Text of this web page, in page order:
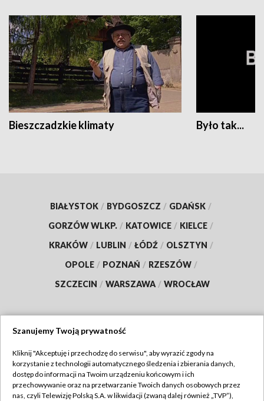
Bieszczadzkie klimaty Było tak...
BIAŁYSTOK / BYDGOSZCZ / GDAŃSK /
GORZÓW WLKP. / KATOWICE / KIELCE /
KRAKÓW / LUBLIN / ŁÓDŹ / OLSZTYN /
OPOLE / POZNAŃ / RZESZÓW /
SZCZECIN / WARSZAWA / WROCŁAW
TVP
Abonament TVP
Regulamin TVP
Szanujemy Twoją prywatność
Kliknij "Akceptuję i przechodzę do serwisu", aby wyrazić zgody na
korzystanie z technologii automatycznego śledzenia i zbierania danych,
dostęp do informacji na Twoim urządzeniu końcowym i ich
przechowywanie oraz na przetwarzanie Twoich danych osobowych przez
nas, czyli Telewizję Polską S.A. w likwidacji (zwaną dalej również „TVP”),